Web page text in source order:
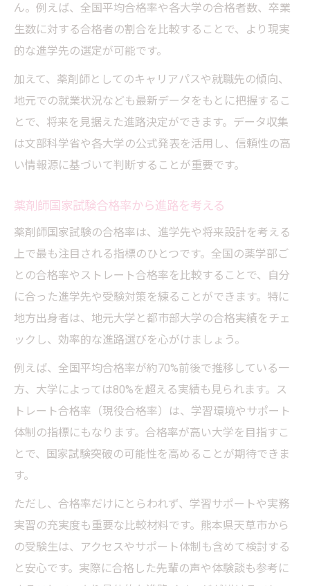
ん。例えば、全国平均合格率や各大学の合格者数、卒業
生数に対する合格者の割合を比較することで、より現実
的な進学先の選定が可能です。
加えて、薬剤師としてのキャリアパスや就職先の傾向、
地元での就業状況なども最新データをもとに把握するこ
とで、将来を見据えた進路決定ができます。データ収集
は文部科学省や各大学の公式発表を活用し、信頼性の高
い情報源に基づいて判断することが重要です。
薬剤師国家試験合格率から進路を考える
薬剤師国家試験の合格率は、進学先や将来設計を考える
上で最も注目される指標のひとつです。全国の薬学部ご
との合格率やストレート合格率を比較することで、自分
に合った進学先や受験対策を練ることができます。特に
地方出身者は、地元大学と都市部大学の合格実績をチェ
ックし、効率的な進路選びを心がけましょう。
例えば、全国平均合格率が約70%前後で推移している一
方、大学によっては80%を超える実績も見られます。ス
トレート合格率（現役合格率）は、学習環境やサポート
体制の指標にもなります。合格率が高い大学を目指すこ
とで、国家試験突破の可能性を高めることが期待できま
す。
ただし、合格率だけにとらわれず、学習サポートや実務
実習の充実度も重要な比較材料です。熊本県天草市から
の受験生は、アクセスやサポート体制も含めて検討する
と安心です。実際に合格した先輩の声や体験談も参考に